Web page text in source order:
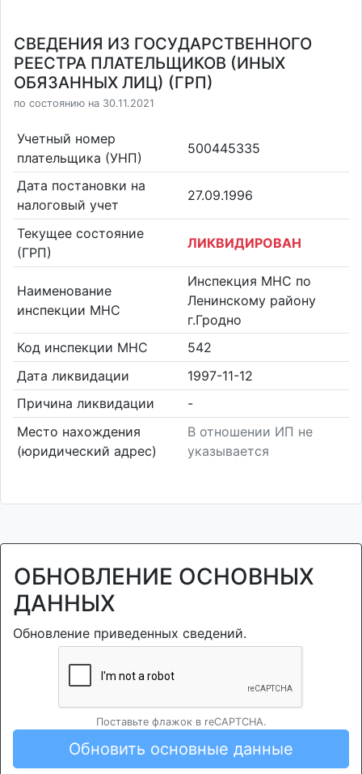
СВЕДЕНИЯ ИЗ ГОСУДАРСТВЕННОГО
РЕЕСТРА ПЛАТЕЛЬЩИКОВ (ИНЫХ
ОБЯЗАННЫХ ЛИЦ) (ГРП)
по состоянию на 30.11.2021
Учетный номер
плательщика (УНП)
500445335
Дата постановки на
налоговый учет
27.09.1996
Текущее состояние
(ГРП)
ЛИКВИДИРОВАН
Наименование
инспекции МНС
Инспекция МНС по
Ленинскому району
г.Гродно
Код инспекции МНС
542
Дата ликвидации
1997-11-12
Причина ликвидации
-
Место нахождения
(юридический адрес)
В отношении ИП не
указывается
ОБНОВЛЕНИЕ ОСНОВНЫХ
ДАННЫХ
Обновление приведенных сведений.
Поставьте флажок в reCAPTCHA.
Обновить основные данные